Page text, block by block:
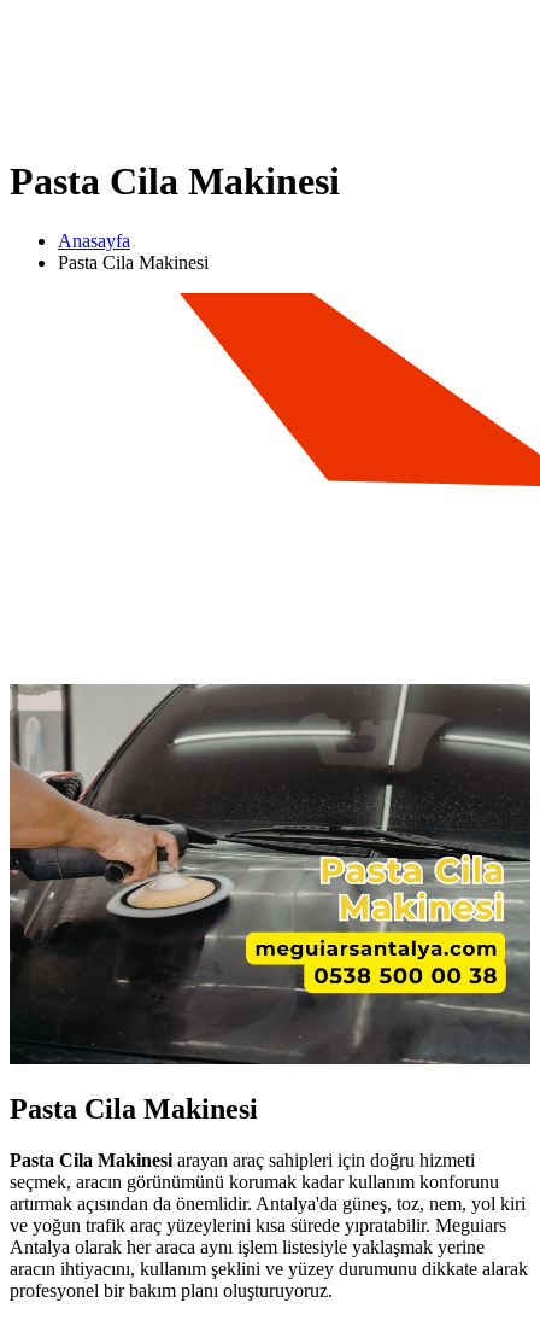
Pasta Cila Makinesi
Anasayfa
Pasta Cila Makinesi
Pasta Cila Makinesi
Pasta Cila Makinesi arayan araç sahipleri için doğru hizmeti
seçmek, aracın görünümünü korumak kadar kullanım konforunu
artırmak açısından da önemlidir. Antalya'da güneş, toz, nem, yol kiri
ve yoğun trafik araç yüzeylerini kısa sürede yıpratabilir. Meguiars
Antalya olarak her araca aynı işlem listesiyle yaklaşmak yerine
aracın ihtiyacını, kullanım şeklini ve yüzey durumunu dikkate alarak
profesyonel bir bakım planı oluşturuyoruz.